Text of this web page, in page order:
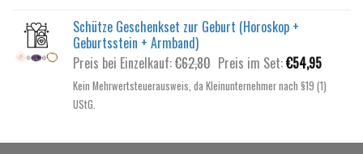
Schütze Geschenkset zur Geburt (Horoskop +
Geburtsstein + Armband)
Preis bei Einzelkauf:€62,80 Ursprünglicher
Preis
war:
Preis im Set:€54,95
Preis
ist:
Kein Mehrwertsteuerausweis, da Kleinunternehmer nach §19 (1)
UStG.